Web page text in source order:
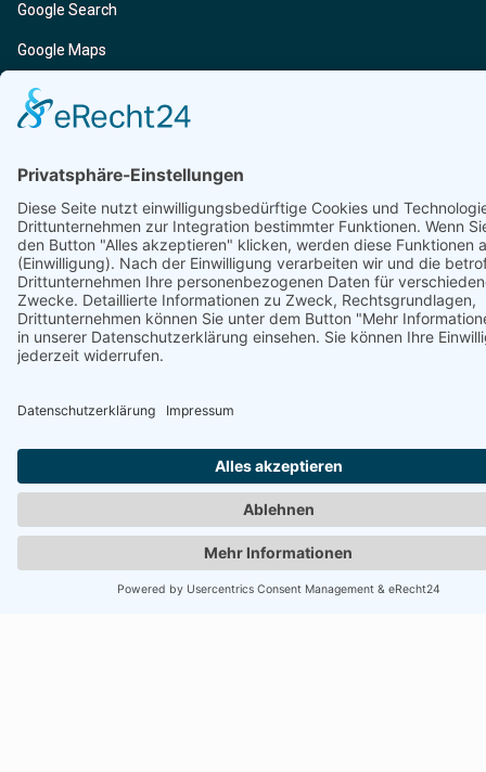
Google Search
Google Maps
Youtube
Instagram
TikTok
LinkedIn
Facebook
Pinterest
SEO Scan
Datenschutz
Cookie-Einstellungen